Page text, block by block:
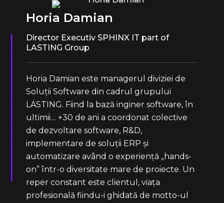
Horia Damian
Director Executiv SPHINX IT part of
LASTING Group
Horia Damian este managerul diviziei de
Soluții Software din cadrul grupului
LASTING. Fiind la bază inginer software, în
ultimii… +30 de ani a coordonat colective
de dezvoltare software, R&D,
implementare de soluții ERP și
automatizare având o experiență „hands-
on” într-o diversitate mare de proiecte. Un
reper constant este clientul, viața
profesională fiindu-i ghidată de motto-ul